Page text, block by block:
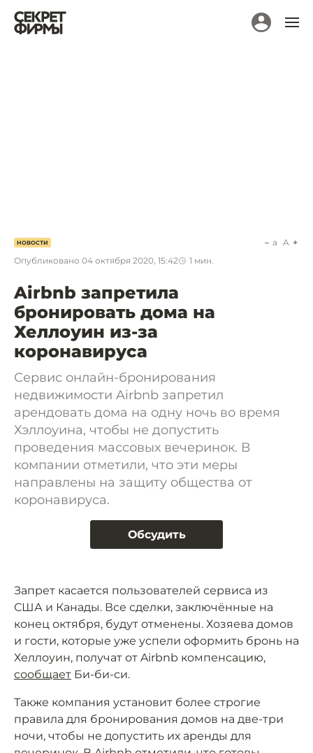
НОВОСТИ
Опубликовано 04 октября 2020, 15:42 1 мин.
a A
Airbnb запретила
бронировать дома на
Хеллоуин из-за
коронавируса
Сервис онлайн-бронирования
недвижимости Airbnb запретил
арендовать дома на одну ночь во время
Хэллоуина, чтобы не допустить
проведения массовых вечеринок. В
компании отметили, что эти меры
направлены на защиту общества от
коронавируса.
Обсудить
Запрет касается пользователей сервиса из
США и Канады. Все сделки, заключённые на
конец октября, будут отменены. Хозяева домов
и гости, которые уже успели оформить бронь на
Хеллоуин, получат от Airbnb компенсацию,
сообщает Би-би-си.
Также компания установит более строгие
правила для бронирования домов на две-три
ночи, чтобы не допустить их аренды для